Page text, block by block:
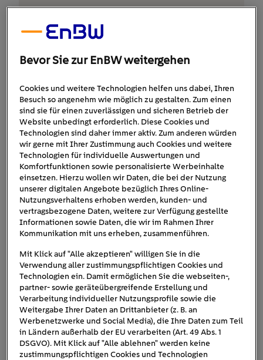
Webinar: E-Auto zuhause
intelligent laden
So wird intelligentes Laden zuhause einfach –
das erwartet Sie im Webinar: Erleben Sie in
unserem Webinar, wie Sie Ihr …
Tag:#E-Mobilität, #Mobilitätswende,
#Nachhaltigkeit, #vernetzte Energiewelt,
#Webinar
Kategorie:
08.05.2026
LUV Shopping
Lübeck, Parkplatz
Bevor Sie zur EnBW weitergehen
Cookies und weitere Technologien helfen uns dabei, Ihren
Besuch so angenehm wie möglich zu gestalten. Zum einen
sind sie für einen zuverlässigen und sicheren Betrieb der
Website unbedingt erforderlich. Diese Cookies und
Technologien sind daher immer aktiv. Zum anderen würden
wir gerne mit Ihrer Zustimmung auch Cookies und weitere
Technologien für individuelle Auswertungen und
Komfortfunktionen sowie personalisierte Werbeinhalte
einsetzen. Hierzu wollen wir Daten, die bei der Nutzung
unserer digitalen Angebote bezüglich Ihres Online-
Nutzungsverhaltens erhoben werden, kunden- und
vertragsbezogene Daten, weitere zur Verfügung gestellte
Informationen sowie Daten, die wir im Rahmen Ihrer
Kommunikation mit uns erheben, zusammenführen.
Mit Klick auf "Alle akzeptieren" willigen Sie in die
Verwendung aller zustimmungspflichtigen Cookies und
Technologien ein. Damit ermöglichen Sie die webseiten-,
partner- sowie geräteübergreifende Erstellung und
Verarbeitung individueller Nutzungsprofile sowie die
Weitergabe Ihrer Daten an Drittanbieter (z. B. an
Werbenetzwerke und Social Media), die Ihre Daten zum Teil
in Ländern außerhalb der EU verarbeiten (Art. 49 Abs. 1
DSGVO). Mit Klick auf "Alle ablehnen" werden keine
zustimmungspflichtigen Cookies und Technologien